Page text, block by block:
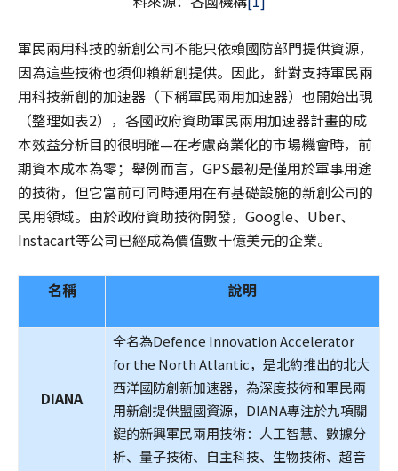
軍民兩用科技的新創公司不能只依賴國防部門提供資源，
因為這些技術也須仰賴新創提供。因此，針對支持軍民兩
用科技新創的加速器（下稱軍民兩用加速器）也開始出現
（整理如表2），各國政府資助軍民兩用加速器計畫的成
本效益分析目的很明確—在考慮商業化的市場機會時，前
期資本成本為零；舉例而言，GPS最初是僅用於軍事用途
的技術，但它當前可同時運用在有基礎設施的新創公司的
民用領域。由於政府資助技術開發，Google、Uber、
Instacart等公司已經成為價值數十億美元的企業。
名稱 說明
DIANA
全名為Defence Innovation Accelerator
for the North Atlantic，是北約推出的北大
西洋國防創新加速器，為深度技術和軍民兩
用新創提供盟國資源，DIANA專注於九項關
鍵的新興軍民兩用技術：人工智慧、數據分
析、量子技術、自主科技、生物技術、超音